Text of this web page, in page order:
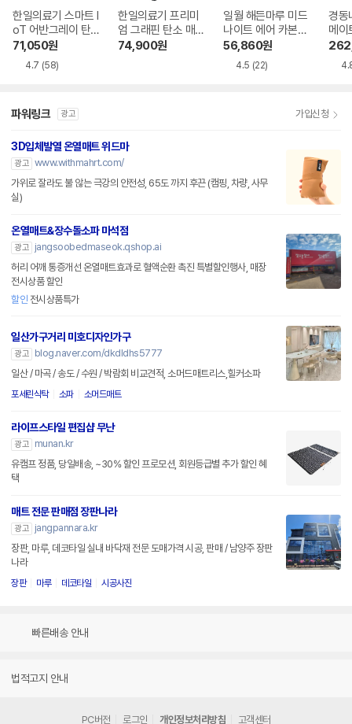
한일의료기 스마트 I
oT 어반그레이 탄
소매트 HL-APP
71,050원
4.7 (58)
한일의료기 프리미
엄 그래핀 탄소 매
트
74,900원
일월 해든마루 미드
나이트 에어 카본매
트
56,860원
4.5 (22)
경동
메이
트
파워링크 광고 가입신청
3D입체발열 온열매트 위드마
광고 www.withmahrt.com/
가위로 잘라도 불 않는 극강의 안전성, 65도 까지 후끈 (캠핑, 차량, 사무
실)
온열매트&장수돌소파 마석점
광고
jangsoobedmaseok.qshop.ai
허리 어깨 통증개선 온열매트효과로 혈액순환 촉진 특별할인행사, 매장
전시상품 할인
할인 전시상품특가
일산가구거리 미호디자인가구
광고
blog.naver.com/dkdldhs5777
일산 / 마곡 / 송도 / 수원 / 박람회 비교견적, 소머드매트리스,힐커소파
포세린식탁 소파 소머드매트
라이프스타일 편집샵 무난
광고
munan.kr
유캠프 정품, 당일배송, ~30% 할인 프로모션, 회원등급별 추가 할인 혜
택
매트 전문 판매점 장판나라
광고
jangpannara.kr
장판, 마루, 데코타일 실내 바닥재 전문 도매가격 시공, 판매 / 남양주 장판
나라
장판 마루 데코타일 시공사진
빠른배송 안내
법적고지 안내
PC버전 로그인 개인정보처리방침 고객센터